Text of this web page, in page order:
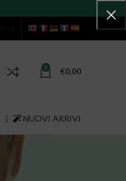
0 €0,00
| NUOVI ARRIVI